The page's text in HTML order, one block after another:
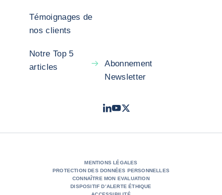
Témoignages de
nos clients
Notre Top 5
articles
Abonnement
Newsletter
LinkedIn
Youtube
X - Twitter
MENTIONS LÉGALES
PROTECTION DES DONNÉES PERSONNELLES
CONNAÎTRE MON EVALUATION
DISPOSITIF D’ALERTE ÉTHIQUE